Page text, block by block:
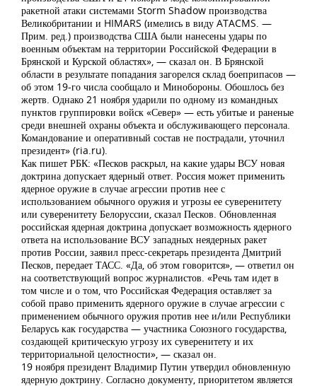
ракетной атаки системами Storm Shadow производства
Великобритании и HIMARS (имелись в виду ATACMS. —
Прим. ред.) производства США были нанесены удары по
военным объектам на территории Российской Федерации в
Брянской и Курской областях», — сказал он. В Брянской
области в результате попадания загорелся склад боеприпасов —
об этом 19-го числа сообщало и Минобороны. Обошлось без
жертв. Однако 21 ноября ударили по одному из командных
пунктов группировки войск «Север» — есть убитые и раненые
среди внешней охраны объекта и обслуживающего персонала.
Командование и оперативный состав не пострадали, уточнил
президент» (ria.ru).
Как пишет РБК: «Песков раскрыл, на какие удары ВСУ новая
доктрина допускает ядерный ответ. Россия может применить
ядерное оружие в случае агрессии против нее с
использованием обычного оружия и угрозы ее суверенитету
или суверенитету Белоруссии, сказал Песков. Обновленная
российская ядерная доктрина допускает возможность ядерного
ответа на использование ВСУ западных неядерных ракет
против России, заявил пресс-секретарь президента Дмитрий
Песков, передает ТАСС. «Да, об этом говорится», — ответил он
на соответствующий вопрос журналистов. «Речь там идет в
том числе и о том, что Российская Федерация оставляет за
собой право применить ядерного оружие в случае агрессии с
применением обычного оружия против нее и/или Республики
Беларусь как государства — участника Союзного государства,
создающей критическую угрозу их суверенитету и их
территориальной целостности», — сказал он.
19 ноября президент Владимир Путин утвердил обновленную
ядерную доктрину. Согласно документу, приоритетом является